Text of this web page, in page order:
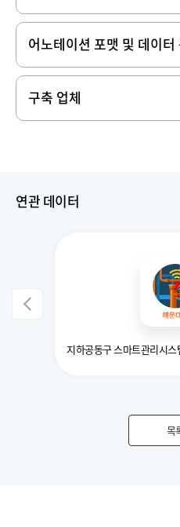
어노테이션 포맷 및 데이터
구축 업체
연관 데이터
지하공동구 스마트관리시
목